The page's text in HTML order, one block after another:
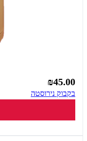
₪45.00
בקבוק נירוסטה